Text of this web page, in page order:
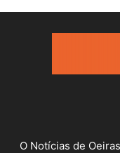
O Notícias de